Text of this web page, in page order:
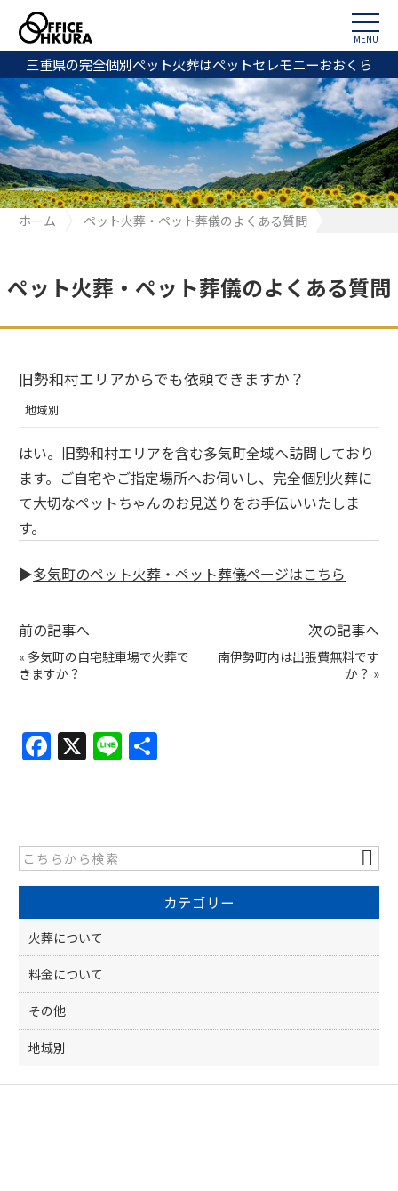
三重県の完全個別ペット火葬はペットセレモニーおおくら
MENU
ホーム
ペット火葬・ペット葬儀のよくある質問
ペット火葬・ペット葬儀のよくある質問
旧勢和村エリアからでも依頼できますか？
地域別
はい。旧勢和村エリアを含む多気町全域へ訪問しており
ます。ご自宅やご指定場所へお伺いし、完全個別火葬に
て大切なペットちゃんのお見送りをお手伝いいたしま
す。
▶多気町のペット火葬・ペット葬儀ページはこちら
前の記事へ
« 多気町の自宅駐車場で火葬で
きますか？
次の記事へ
南伊勢町内は出張費無料です
か？ »
F
e
b
o
o
k
X Li
カテゴリー
火葬について
料金について
その他
地域別